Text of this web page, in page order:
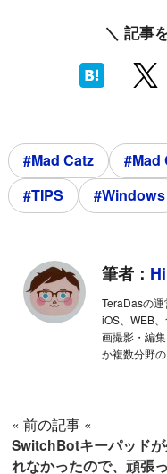
＼ 記事
#Mad Catz #Mad
#TIPS
#Windows
筆者：
TeraDasの
iOS、WEB
画撮影・編
か複数分野
« 前の記事 «
SwitchBotキーパッド
れなかったので、頑張